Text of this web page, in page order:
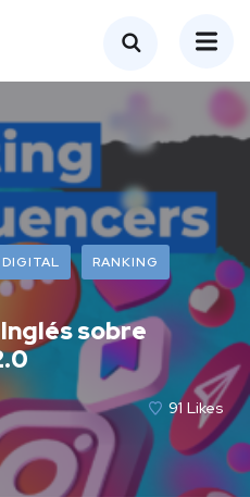
RANKING
sobre
91 Likes